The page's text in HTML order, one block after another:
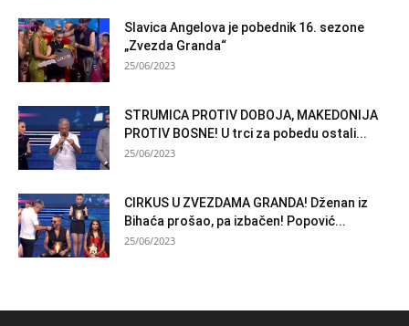
Slavica Angelova je pobednik 16. sezone
„Zvezda Granda“
25/06/2023
STRUMICA PROTIV DOBOJA, MAKEDONIJA
PROTIV BOSNE! U trci za pobedu ostali...
25/06/2023
CIRKUS U ZVEZDAMA GRANDA! Dženan iz
Bihaća prošao, pa izbačen! Popović...
25/06/2023